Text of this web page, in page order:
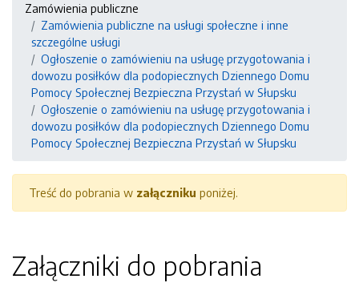
Zamówienia publiczne
Zamówienia publiczne na usługi społeczne i inne
szczególne usługi
Ogłoszenie o zamówieniu na usługę przygotowania i
dowozu posiłków dla podopiecznych Dziennego Domu
Pomocy Społecznej Bezpieczna Przystań w Słupsku
Ogłoszenie o zamówieniu na usługę przygotowania i
dowozu posiłków dla podopiecznych Dziennego Domu
Pomocy Społecznej Bezpieczna Przystań w Słupsku
Treść do pobrania w załączniku poniżej.
Załączniki do pobrania